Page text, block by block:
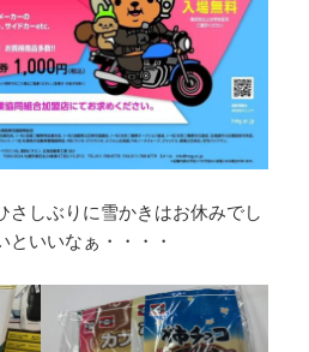
しぶりに雪かきはお休みでし
いいなぁ・・・・